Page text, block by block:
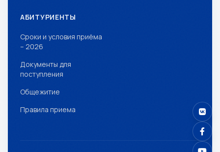
АБИТУРИЕНТЫ
Сроки и условия приёма
– 2026
Документы для
поступления
Общежитие
Правила приема